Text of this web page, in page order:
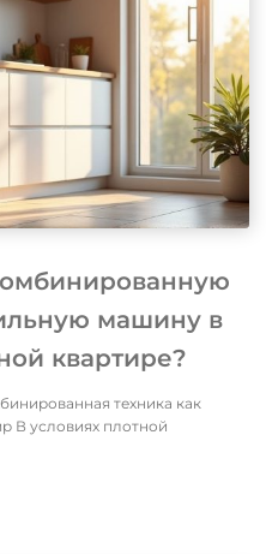
машину в
квартире?
техника как
В условиях плотной